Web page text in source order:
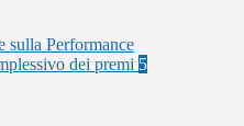
sulla Performance
dei premi 5